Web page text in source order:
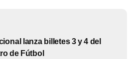
lanza billetes 3 y 4 del
de Fútbol